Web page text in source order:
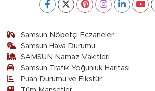
Samsun Nöbetçi Eczaneler
Samsun Hava Durumu
SAMSUN Namaz Vakitleri
Samsun Trafik Yoğunluk Haritası
Puan Durumu ve Fikstür